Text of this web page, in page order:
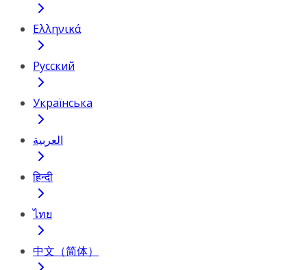
Ελληνικά
Русский
Українська
العربية
हिन्दी
ไทย
中文（简体）